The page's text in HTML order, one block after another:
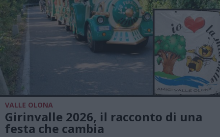
VALLE OLONA
Girinvalle 2026, il racconto di una
festa che cambia